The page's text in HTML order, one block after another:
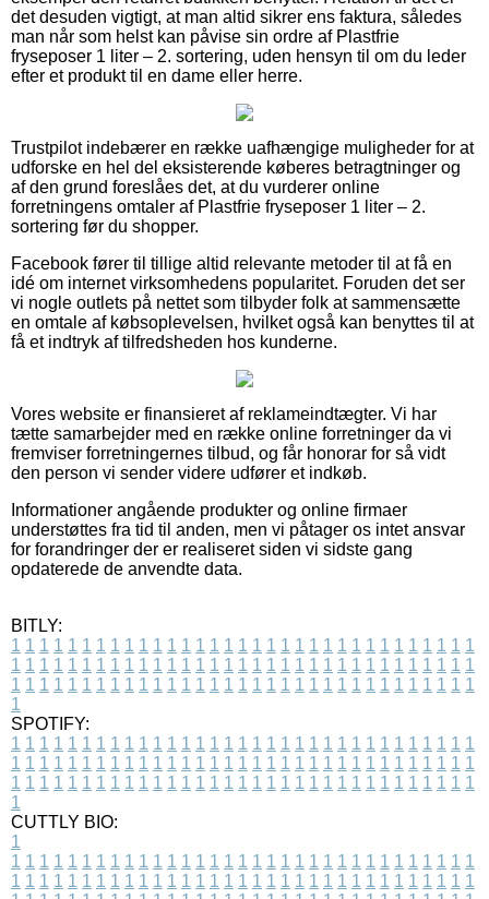
det desuden vigtigt, at man altid sikrer ens faktura, således
man når som helst kan påvise sin ordre af Plastfrie
fryseposer 1 liter – 2. sortering, uden hensyn til om du leder
efter et produkt til en dame eller herre.
Trustpilot indebærer en række uafhængige muligheder for at
udforske en hel del eksisterende køberes betragtninger og
af den grund foreslåes det, at du vurderer online
forretningens omtaler af Plastfrie fryseposer 1 liter – 2.
sortering før du shopper.
Facebook fører til tillige altid relevante metoder til at få en
idé om internet virksomhedens popularitet. Foruden det ser
vi nogle outlets på nettet som tilbyder folk at sammensætte
en omtale af købsoplevelsen, hvilket også kan benyttes til at
få et indtryk af tilfredsheden hos kunderne.
Vores website er finansieret af reklameindtægter. Vi har
tætte samarbejder med en række online forretninger da vi
fremviser forretningernes tilbud, og får honorar for så vidt
den person vi sender videre udfører et indkøb.
Informationer angående produkter og online firmaer
understøttes fra tid til anden, men vi påtager os intet ansvar
for forandringer der er realiseret siden vi sidste gang
opdaterede de anvendte data.
BITLY:
1 1 1 1 1 1 1 1 1 1 1 1 1 1 1 1 1 1 1 1 1 1 1 1 1 1 1 1 1 1 1 1 1
1 1 1 1 1 1 1 1 1 1 1 1 1 1 1 1 1 1 1 1 1 1 1 1 1 1 1 1 1 1 1 1 1
1 1 1 1 1 1 1 1 1 1 1 1 1 1 1 1 1 1 1 1 1 1 1 1 1 1 1 1 1 1 1 1 1
1
SPOTIFY:
1 1 1 1 1 1 1 1 1 1 1 1 1 1 1 1 1 1 1 1 1 1 1 1 1 1 1 1 1 1 1 1 1
1 1 1 1 1 1 1 1 1 1 1 1 1 1 1 1 1 1 1 1 1 1 1 1 1 1 1 1 1 1 1 1 1
1 1 1 1 1 1 1 1 1 1 1 1 1 1 1 1 1 1 1 1 1 1 1 1 1 1 1 1 1 1 1 1 1
1
CUTTLY BIO:
1
1 1 1 1 1 1 1 1 1 1 1 1 1 1 1 1 1 1 1 1 1 1 1 1 1 1 1 1 1 1 1 1 1
1 1 1 1 1 1 1 1 1 1 1 1 1 1 1 1 1 1 1 1 1 1 1 1 1 1 1 1 1 1 1 1 1